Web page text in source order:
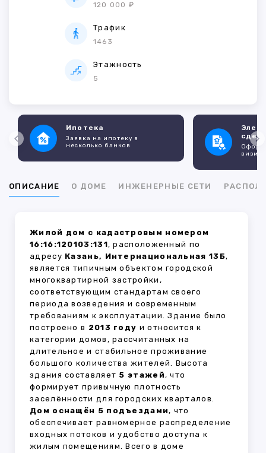
120 000 ₽
Трафик
1463
Этажность
5
Ипотека
Заявка на ипотеку в
несколько банков
ОПИСАНИЕ О ДОМЕ ИНЖЕНЕРНЫЕ СЕТИ
Жилой дом с кадастровым номером
16:16:120103:131, расположенный по
адресу Казань, Интернациональная 13Б,
является типичным объектом городской
многоквартирной застройки,
соответствующим стандартам своего
периода возведения и современным
требованиям к эксплуатации. Здание было
построено в 2013 году и относится к
категории домов, рассчитанных на
длительное и стабильное проживание
большого количества жителей. Высота
здания составляет 5 этажей, что
формирует привычную плотность
заселённости для городских кварталов.
Дом оснащён 5 подъездами, что
обеспечивает равномерное распределение
входных потоков и удобство доступа к
жилым помещениям. Всего в доме